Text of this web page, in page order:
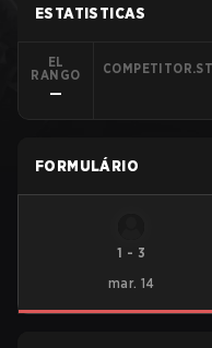
ESTATISTICAS
EL
RANGO
—
FORMULÁRIO
1 - 3
mar. 14